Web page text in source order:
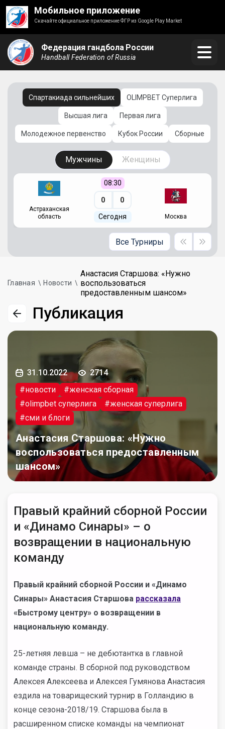
Мобильное приложение
Скачайте официальное приложение ФГР из Google Play Market
Федерация гандбола России
Handball Federation of Russia
Спартакиада сильнейших OLIMPBET Суперлига
Высшая лига Первая лига
Молодежное первенство Кубок России Сборные
Мужчины Женщины
Астраханская
область
08:30
0 0
Сегодня Москва
Все Турниры
Главная Новости
Анастасия Старшова: «Нужно
воспользоваться
предоставленным шансом»
Публикация
31.10.2022
2714
#новости
#женская сборная
#olimpbet суперлига
#женская суперлига
#сми и блоги
Анастасия Старшова: «Нужно
воспользоваться предоставленным
шансом»
Правый крайний сборной России
и «Динамо Синары» – о
возвращении в национальную
команду
Правый крайний сборной России и «Динамо
Синары» Анастасия Старшова рассказала
«Быстрому центру» о возвращении в
национальную команду.
25-летняя левша – не дебютантка в главной
команде страны. В сборной под руководством
Алексея Алексеева и Алексея Гумянова Анастасия
ездила на товарищеский турнир в Голландию в
конце сезона-2018/19. Старшова была в
расширенном списке команды на чемпионат